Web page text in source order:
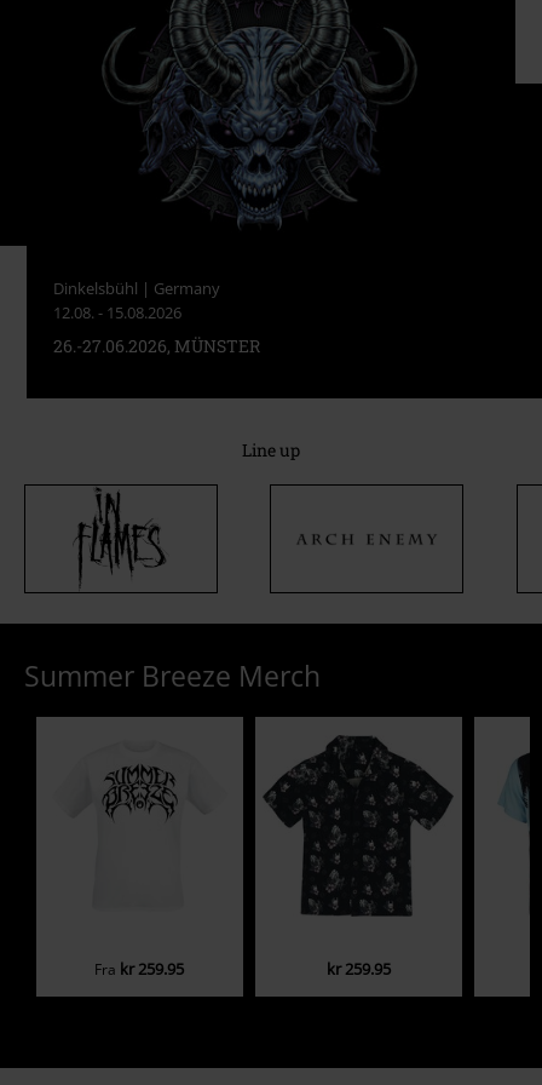
Dinkelsbühl | Germany
12.08. - 15.08.2026
26.-27.06.2026, MÜNSTER
Line up
Summer Breeze Merch
Fra kr 259.95 kr 259.95